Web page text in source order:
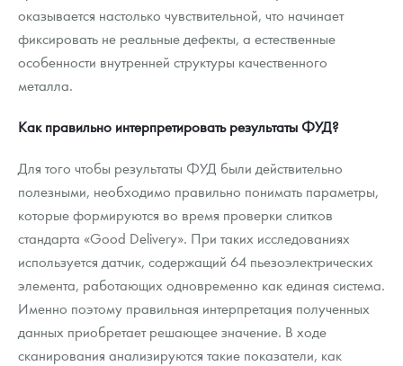
оказывается настолько чувствительной, что начинает
фиксировать не реальные дефекты, а естественные
особенности внутренней структуры качественного
металла.
Как правильно интерпретировать результаты ФУД?
Для того чтобы результаты ФУД были действительно
полезными, необходимо правильно понимать параметры,
которые формируются во время проверки слитков
стандарта «Good Delivery». При таких исследованиях
используется датчик, содержащий 64 пьезоэлектрических
элемента, работающих одновременно как единая система.
Именно поэтому правильная интерпретация полученных
данных приобретает решающее значение. В ходе
сканирования анализируются такие показатели, как